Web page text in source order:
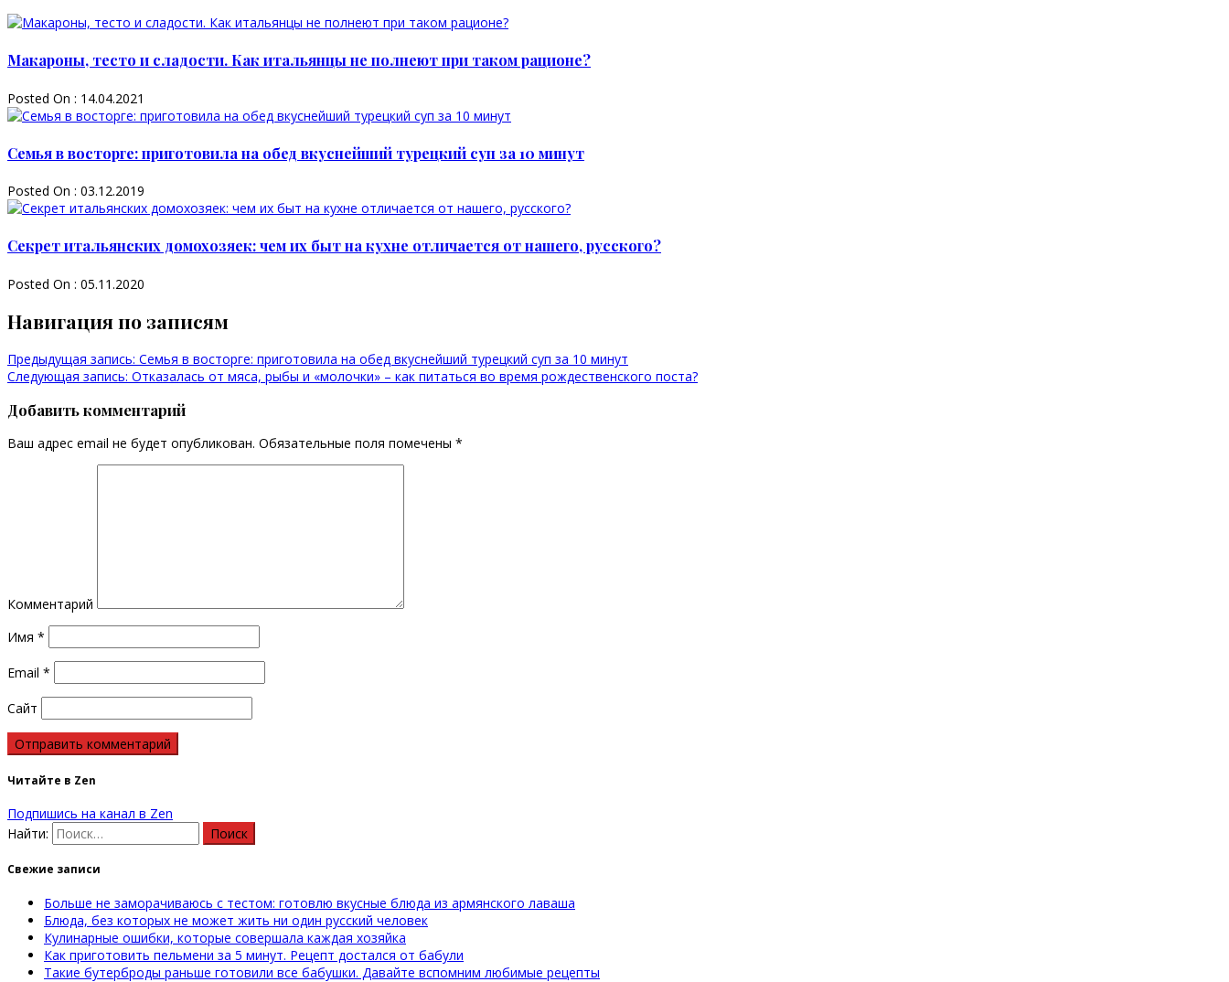
Макароны, тесто и сладости. Как итальянцы не полнеют при таком рационе?
Posted On : 14.04.2021
Семья в восторге: приготовила на обед вкуснейший турецкий суп за 10 минут
Posted On : 03.12.2019
Секрет итальянских домохозяек: чем их быт на кухне отличается от нашего, русского?
Posted On : 05.11.2020
Навигация по записям
Предыдущая запись: Семья в восторге: приготовила на обед вкуснейший турецкий суп за 10 минут
Следующая запись: Отказалась от мяса, рыбы и «молочки» – как питаться во время рождественского поста?
Добавить комментарий
Ваш адрес email не будет опубликован. Обязательные поля помечены *
Комментарий
Имя *
Email *
Сайт
Читайте в Zen
Подпишись на канал в Zen
Найти:
Свежие записи
Больше не заморачиваюсь с тестом: готовлю вкусные блюда из армянского лаваша
Блюда, без которых не может жить ни один русский человек
Кулинарные ошибки, которые совершала каждая хозяйка
Как приготовить пельмени за 5 минут. Рецепт достался от бабули
Такие бутерброды раньше готовили все бабушки. Давайте вспомним любимые рецепты